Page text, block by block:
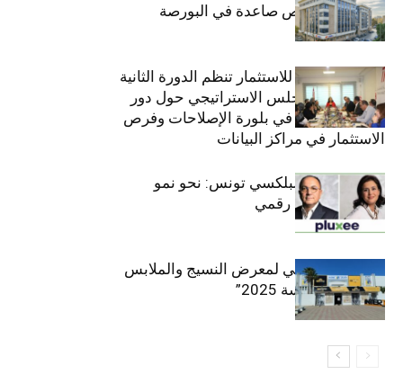
فاعل رائد بفرص صاعدة في البورصة
(+34.8%)
الهيئة التونسية للاستثمار تنظم الدورة الثانية
والعشرين للمجلس الاستراتيجي حول دور
القطاع الخاص في بلورة الإصلاحات وفرص
الاستثمار في مراكز البيانات
قيادة مزدوجة لبلكسي تونس: نحو نمو
متسارع وتحول رقمي
الافتتاح الرسمي لمعرض النسيج والملابس
“إنترتكس سوسة 2025”